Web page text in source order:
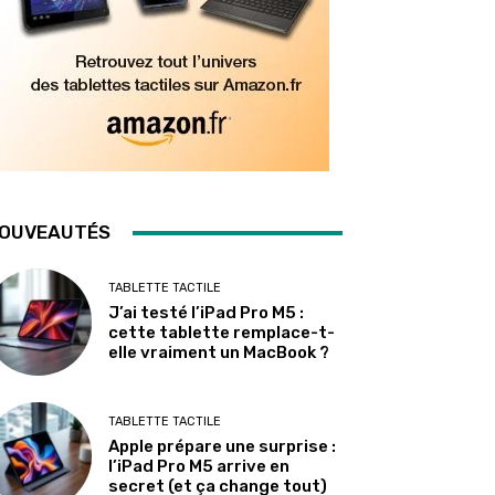
TABLETTE TACTILE
J’ai testé l’iPad Pro M5 :
cette tablette remplace-t-
elle vraiment un MacBook ?
TABLETTE TACTILE
Apple prépare une surprise :
l’iPad Pro M5 arrive en
secret (et ça change tout)